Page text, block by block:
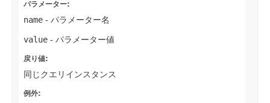
パラメーター:
name - パラメーター名
value - パラメーター値
戻り値:
同じクエリインスタンス
例外: